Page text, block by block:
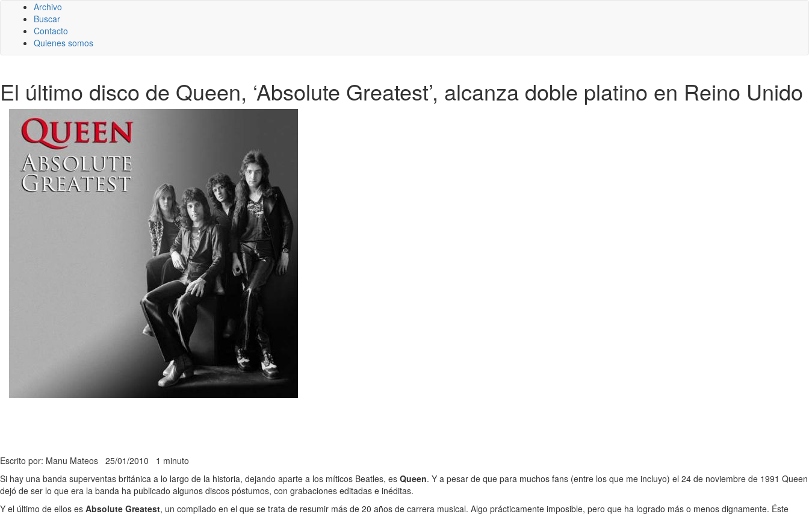
Archivo
Buscar
Contacto
Quienes somos
El último disco de Queen, ‘Absolute Greatest’, alcanza doble platino en Reino Unido
Escrito por: Manu Mateos 25/01/2010 1 minuto
Si hay una banda superventas británica a lo largo de la historia, dejando aparte a los míticos Beatles, es Queen. Y a pesar de que para muchos fans (entre los que me incluyo) el 24 de noviembre de 1991 Queen
dejó de ser lo que era la banda ha publicado algunos discos póstumos, con grabaciones editadas e inéditas.
Y el último de ellos es Absolute Greatest, un compilado en el que se trata de resumir más de 20 años de carrera musical. Algo prácticamente imposible, pero que ha logrado más o menos dignamente. Éste